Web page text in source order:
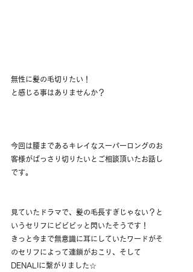
無性に髪の毛切りたい！
と感じる事はありませんか？
今回は腰まであるキレイなスーパーロングのお
客様がばっさり切りたいとご相談頂いたお話し
です。
見ていたドラマで、髪の毛長すぎじゃない？と
いうセリフにビビビッと閃いたそうです！
きっと今まで無意識に耳にしていたワードがそ
のセリフによって連鎖がおこり、そして
DENALIに繋がりました☆